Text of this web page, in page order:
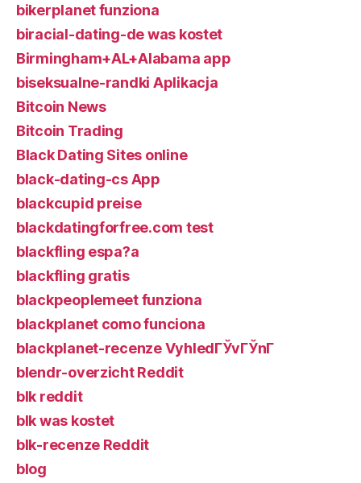
bikerplanet funziona
biracial-dating-de was kostet
Birmingham+AL+Alabama app
biseksualne-randki Aplikacja
Bitcoin News
Bitcoin Trading
Black Dating Sites online
black-dating-cs App
blackcupid preise
blackdatingforfree.com test
blackfling espa?a
blackfling gratis
blackpeoplemeet funziona
blackplanet como funciona
blackplanet-recenze VyhledГЎvГЎnГ­
blendr-overzicht Reddit
blk reddit
blk was kostet
blk-recenze Reddit
blog